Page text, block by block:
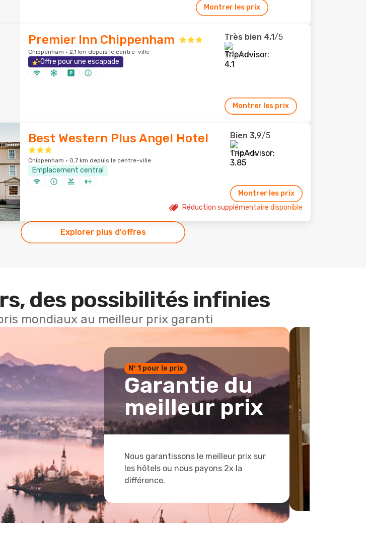
Montrer les prix
Premier Inn Chippenham
Chippenham · 2,1 km depuis le centre-ville
Offre pour une escapade
Très bien 4,1/5
1 774 avis
Montrer les prix
Best Western Plus Angel Hotel
Chippenham · 0,7 km depuis le centre-ville
Emplacement central
Bien 3,9/5
1 146 avis
Montrer les prix
Réduction supplémentaire disponible
Explorer plus d'offres
des possibilités infinies
mondiaux au meilleur prix garanti
Nº 1 pour le prix
Garantie du
meilleur prix
Nous garantissons le meilleur prix sur
les hôtels ou nous payons 2x la
différence.